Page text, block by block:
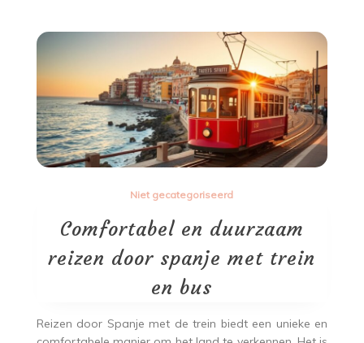
Niet gecategoriseerd
Comfortabel en duurzaam
reizen door spanje met trein
en bus
Reizen door Spanje met de trein biedt een unieke en